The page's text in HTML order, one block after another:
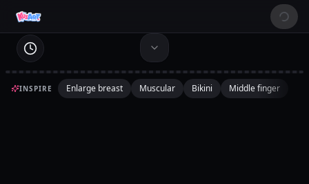
INSPIRE Enlarge breast Muscular Bikini Middle finger